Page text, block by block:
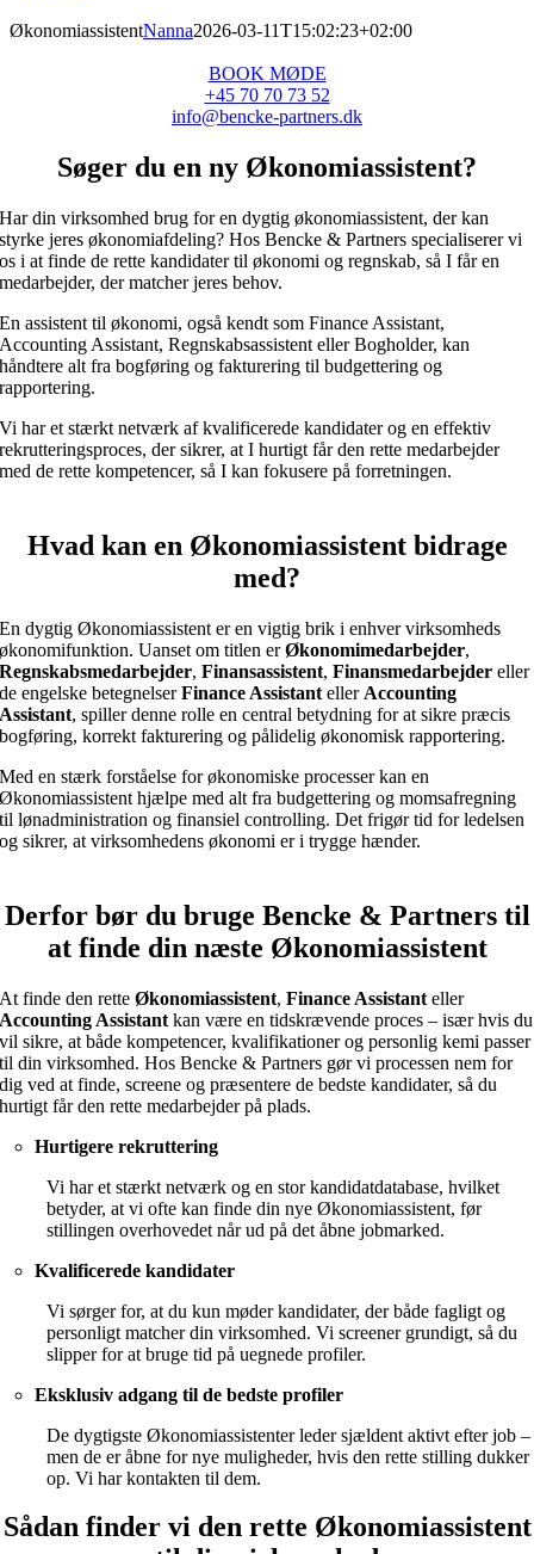
ØkonomiassistentNanna2026-03-11T15:02:23+02:00
BOOK MØDE
+45 70 70 73 52
info@bencke-partners.dk
Søger du en ny Økonomiassistent?
Har din virksomhed brug for en dygtig økonomiassistent, der kan
styrke jeres økonomiafdeling? Hos Bencke & Partners specialiserer vi
os i at finde de rette kandidater til økonomi og regnskab, så I får en
medarbejder, der matcher jeres behov.
En assistent til økonomi, også kendt som Finance Assistant,
Accounting Assistant, Regnskabsassistent eller Bogholder, kan
håndtere alt fra bogføring og fakturering til budgettering og
rapportering.
Vi har et stærkt netværk af kvalificerede kandidater og en effektiv
rekrutteringsproces, der sikrer, at I hurtigt får den rette medarbejder
med de rette kompetencer, så I kan fokusere på forretningen.
Hvad kan en Økonomiassistent bidrage
med?
En dygtig Økonomiassistent er en vigtig brik i enhver virksomheds
økonomifunktion. Uanset om titlen erØkonomimedarbejder,
Regnskabsmedarbejder,Finansassistent,Finansmedarbejdereller
de engelske betegnelserFinance Assistanteller Accounting
Assistant, spiller denne rolle en central betydning for at sikre præcis
bogføring, korrekt fakturering og pålidelig økonomisk rapportering.
Med en stærk forståelse for økonomiske processer kan en
Økonomiassistent hjælpe med alt fra budgettering og momsafregning
til lønadministration og finansiel controlling. Det frigør tid for ledelsen
og sikrer, at virksomhedens økonomi er i trygge hænder.
Derfor bør du bruge Bencke & Partners til
at finde din næste Økonomiassistent
At finde den retteØkonomiassistent,Finance Assistanteller
Accounting Assistant kan være en tidskrævende proces – især hvis du
vil sikre, at både kompetencer, kvalifikationer og personlig kemi passer
til din virksomhed. Hos Bencke & Partners gør vi processen nem for
dig ved at finde, screene og præsentere de bedste kandidater, så du
hurtigt får den rette medarbejder på plads.
Hurtigere rekruttering
Vi har et stærkt netværk og en stor kandidatdatabase, hvilket
betyder, at vi ofte kan finde din nye Økonomiassistent, før
stillingen overhovedet når ud på det åbne jobmarked.
Kvalificerede kandidater
Vi sørger for, at du kun møder kandidater, der både fagligt og
personligt matcher din virksomhed. Vi screener grundigt, så du
slipper for at bruge tid på uegnede profiler.
Eksklusiv adgang til de bedste profiler
De dygtigste Økonomiassistenter leder sjældent aktivt efter job –
men de er åbne for nye muligheder, hvis den rette stilling dukker
op. Vi har kontakten til dem.
Sådan finder vi den rette Økonomiassistent